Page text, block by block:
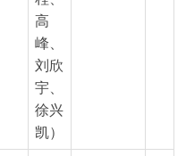
高
峰、
刘欣
宇、
徐兴
凯）